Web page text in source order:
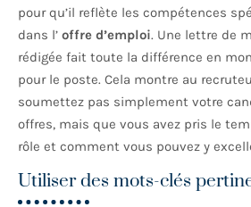
pour qu’il reflète les compétences
dans l’ offre d’emploi. Une lettre de
rédigée fait toute la différence en
pour le poste. Cela montre au
soumettez pas simplement votre
offres, mais que vous avez pris le
rôle et comment vous pouvez y
Utiliser des mots-clés